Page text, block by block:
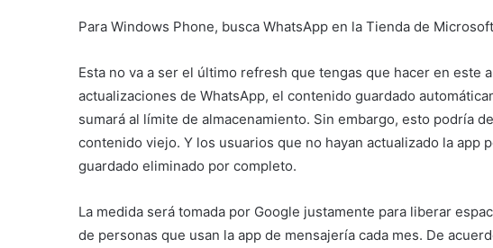
Para Windows Phone, busca WhatsApp en la Tienda de
Esta no va a ser el último refresh que tengas que hacer en este
actualizaciones de WhatsApp, el contenido guardado
sumará al límite de almacenamiento. Sin embargo, esto podría
contenido viejo. Y los usuarios que no hayan actualizado la app
guardado eliminado por completo.
La medida será tomada por Google justamente para liberar
de personas que usan la app de mensajería cada mes. De